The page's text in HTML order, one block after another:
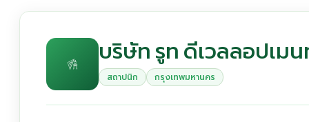
บริษัท รูท ดีเวลลอปเม
สถาปนิก กรุงเทพมหานคร